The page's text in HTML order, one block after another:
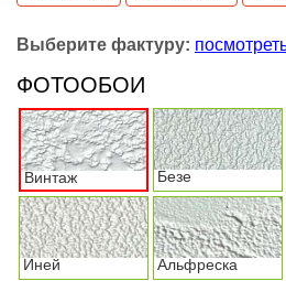
Выберите фактуру:
ФОТООБОИ
Винтаж Безе
Иней Альфреска